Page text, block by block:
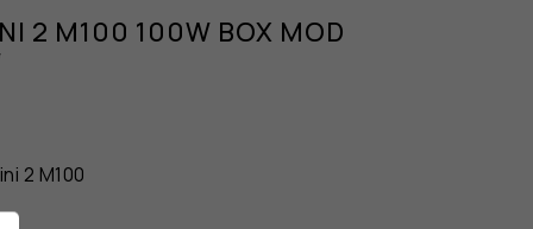
2 M100 100W BOX MOD
2 M100